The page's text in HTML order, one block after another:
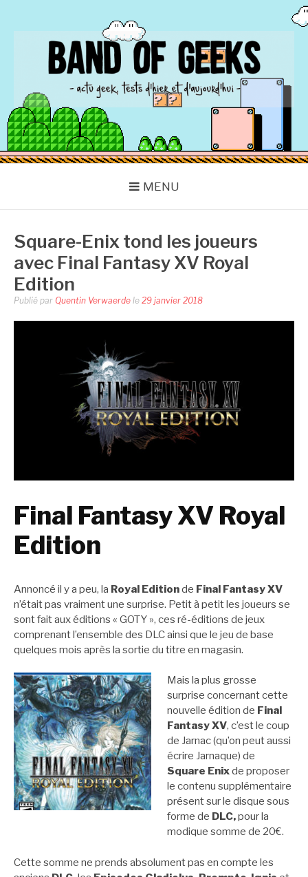
BAND OF GEEKS
Actu Geek d'hier et d'aujourd'hui
MENU
Square-Enix tond les joueurs
avec Final Fantasy XV Royal
Edition
Publié par Quentin Verwaerde le 29 janvier 2018
Final Fantasy XV Royal
Edition
Annoncé il y a peu, la Royal Editionde Final Fantasy XV
n’était pas vraiment une surprise. Petit à petit les joueurs se
sont fait aux éditions « GOTY », ces ré-éditions de jeux
comprenant l’ensemble des DLC ainsi que le jeu de base
quelques mois après la sortie du titre en magasin.
Mais la plus grosse
surprise concernant cette
nouvelle édition de Final
Fantasy XV, c’est le coup
de Jarnac (qu’on peut aussi
écrire Jarnaque) de
Square Enixde proposer
le contenu supplémentaire
présent sur le disque sous
forme de DLC,pour la
modique somme de 20€.
Cette somme ne prends absolument pas en compte les